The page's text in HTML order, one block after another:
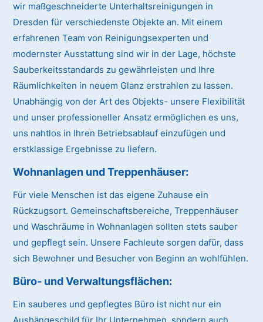
wir maßgeschneiderte Unterhaltsreinigungen in
Dresden für verschiedenste Objekte an. Mit einem
erfahrenen Team von Reinigungsexperten und
modernster Ausstattung sind wir in der Lage, höchste
Sauberkeitsstandards zu gewährleisten und Ihre
Räumlichkeiten in neuem Glanz erstrahlen zu lassen.
Unabhängig von der Art des Objekts- unsere Flexibilität
und unser professioneller Ansatz ermöglichen es uns,
uns nahtlos in Ihren Betriebsablauf einzufügen und
erstklassige Ergebnisse zu liefern.
Wohnanlagen und Treppenhäuser:
Für viele Menschen ist das eigene Zuhause ein
Rückzugsort. Gemeinschaftsbereiche, Treppenhäuser
und Waschräume in Wohnanlagen sollten stets sauber
und gepflegt sein. Unsere Fachleute sorgen dafür, dass
sich Bewohner und Besucher von Beginn an wohlfühlen.
Büro- und Verwaltungsflächen:
Ein sauberes und gepflegtes Büro ist nicht nur ein